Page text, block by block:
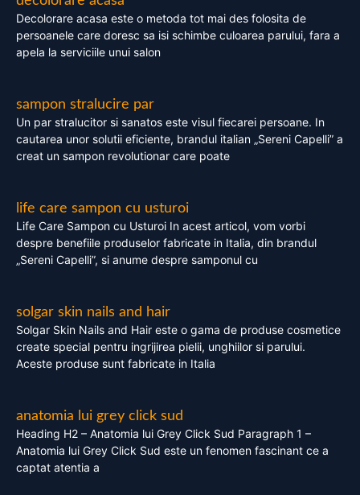
Decolorare acasa este o metoda tot mai des folosita de
persoanele care doresc sa isi schimbe culoarea parului, fara a
apela la serviciile unui salon
sampon stralucire par
Un par stralucitor si sanatos este visul fiecarei persoane. In
cautarea unor solutii eficiente, brandul italian „Sereni Capelli” a
creat un sampon revolutionar care poate
life care sampon cu usturoi
Life Care Sampon cu Usturoi In acest articol, vom vorbi
despre benefiile produselor fabricate in Italia, din brandul
„Sereni Capelli”, si anume despre samponul cu
solgar skin nails and hair
Solgar Skin Nails and Hair este o gama de produse cosmetice
create special pentru ingrijirea pielii, unghiilor si parului.
Aceste produse sunt fabricate in Italia
anatomia lui grey click sud
Heading H2 – Anatomia lui Grey Click Sud Paragraph 1 –
Anatomia lui Grey Click Sud este un fenomen fascinant ce a
captat atentia a